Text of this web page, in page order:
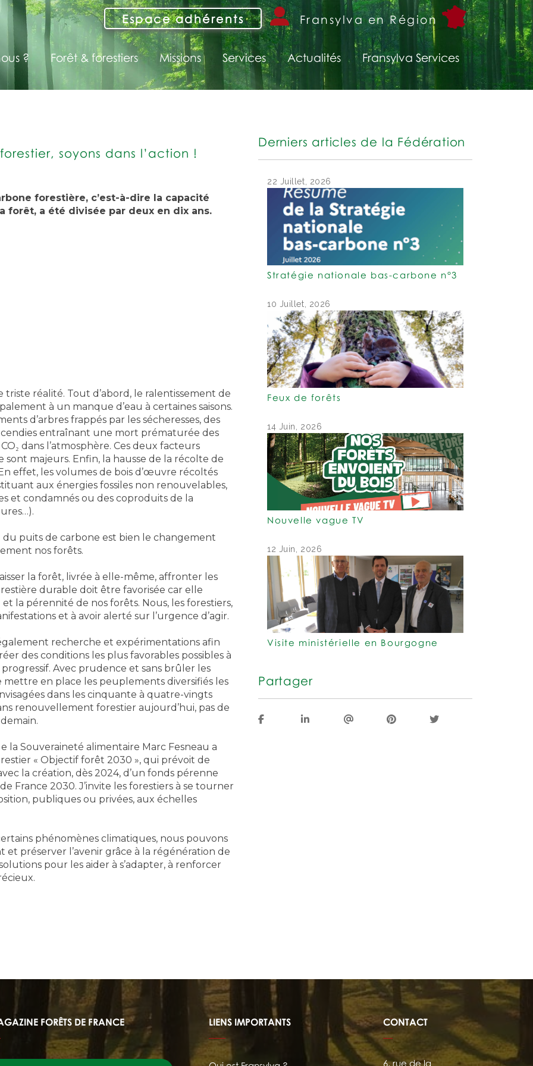
Espace adhérents Fransylva en Région
? Forêt & forestiers Missions Services Actualités Fransylva Services
soyons dans l’action !
forestière, c’est-à-dire la capacité
forêt, a été divisée par deux en dix ans.
réalité. Tout d’abord, le ralentissement de
à un manque d’eau à certaines saisons.
d’arbres frappés par les sécheresses, des
entraînant une mort prématurée des
dans l’atmosphère. Ces deux facteurs
majeurs. Enfin, la hausse de la récolte de
effet, les volumes de bois d’œuvre récoltés
aux énergies fossiles non renouvelables,
et condamnés ou des coproduits de la
puits de carbone est bien le changement
nos forêts.
la forêt, livrée à elle-même, affronter les
durable doit être favorisée car elle
la pérennité de nos forêts. Nous, les forestiers,
et à avoir alerté sur l’urgence d’agir.
recherche et expérimentations afin
des conditions les plus favorables possibles à
Avec prudence et sans brûler les
mettre en place les peuplements diversifiés les
dans les cinquante à quatre-vingts
renouvellement forestier aujourd’hui, pas de
la Souveraineté alimentaire Marc Fesneau a
« Objectif forêt 2030 », qui prévoit de
la création, dès 2024, d’un fonds pérenne
France 2030. J’invite les forestiers à se tourner
publiques ou privées, aux échelles
phénomènes climatiques, nous pouvons
préserver l’avenir grâce à la régénération de
pour les aider à s’adapter, à renforcer
Derniers articles de la Fédération
22 Juillet, 2026
Stratégie nationale bas-carbone n°3
10 Juillet, 2026
Feux de forêts
14 Juin, 2026
Nouvelle vague TV
12 Juin, 2026
Visite ministérielle en Bourgogne
Partager
FORÊTS DE FRANCE LIENS IMPORTANTS CONTACT
6, rue de la